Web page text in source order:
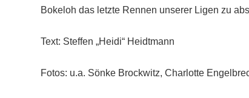
Bokeloh das letzte Rennen unserer Ligen zu
Text: Steffen „Heidi“ Heidtmann
Fotos: u.a. Sönke Brockwitz, Charlotte